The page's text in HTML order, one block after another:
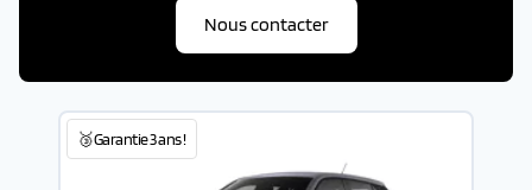
Nous contacter
🥉Garantie 3 ans !